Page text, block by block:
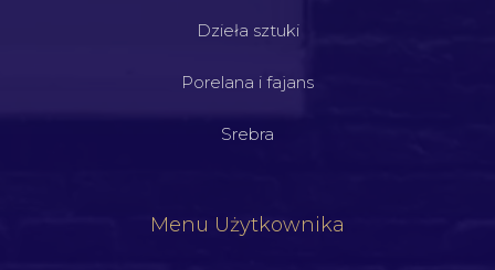
Dzieła sztuki
Porelana i fajans
Srebra
Menu Użytkownika